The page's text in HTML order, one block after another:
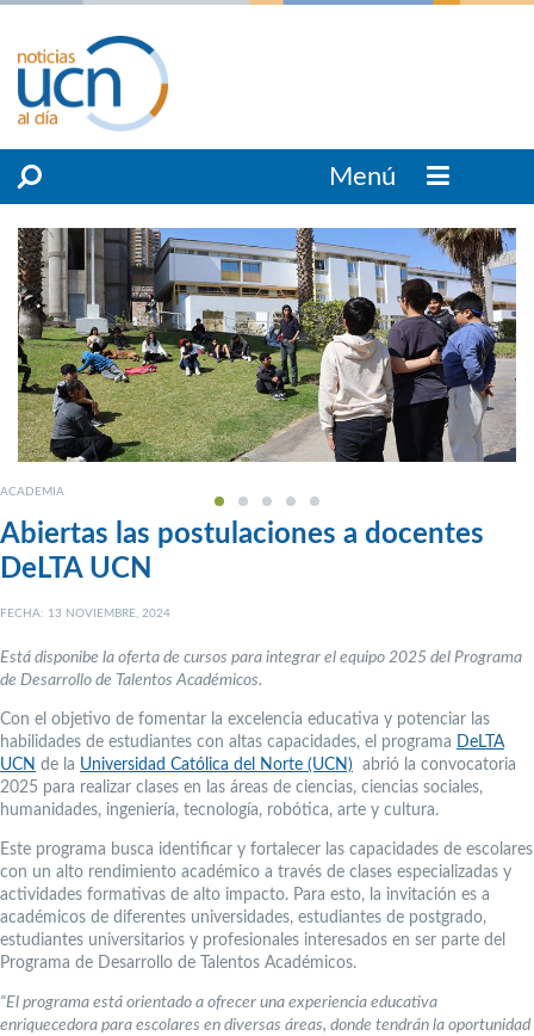
Menú
ACADEMIA
Abiertas las postulaciones a docentes
DeLTA UCN
FECHA: 13 NOVIEMBRE, 2024
Está disponibe la oferta de cursos para integrar el equipo 2025 del Programa
de Desarrollo de Talentos Académicos.
Con el objetivo de fomentar la excelencia educativa y potenciar las
habilidades de estudiantes con altas capacidades, el programa DeLTA
UCN de la Universidad Católica del Norte (UCN) abrió la convocatoria
2025 para realizar clases en las áreas de ciencias, ciencias sociales,
humanidades, ingeniería, tecnología, robótica, arte y cultura.
Este programa busca identificar y fortalecer las capacidades de escolares
con un alto rendimiento académico a través de clases especializadas y
actividades formativas de alto impacto. Para esto, la invitación es a
académicos de diferentes universidades, estudiantes de postgrado,
estudiantes universitarios y profesionales interesados en ser parte del
Programa de Desarrollo de Talentos Académicos.
“El programa está orientado a ofrecer una experiencia educativa
enriquecedora para escolares en diversas áreas, donde tendrán la oportunidad